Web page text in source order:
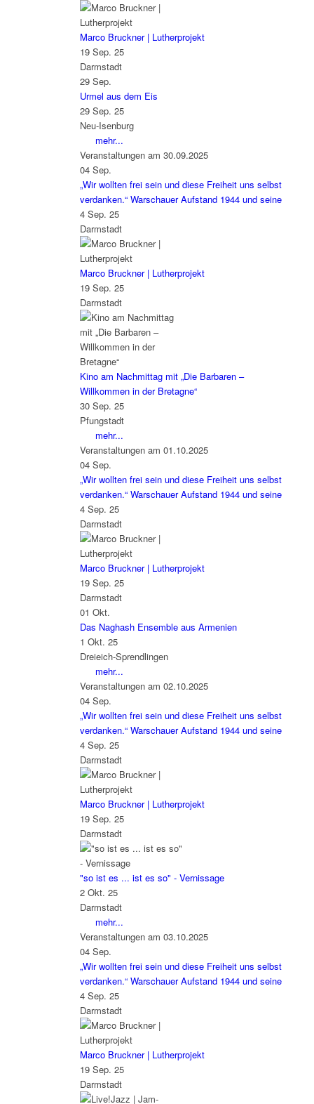
Marco Bruckner | Lutherprojekt
19 Sep. 25
Darmstadt
29 Sep.
Urmel aus dem Eis
29 Sep. 25
Neu-Isenburg
mehr...
Veranstaltungen am 30.09.2025
04 Sep.
„Wir wollten frei sein und diese Freiheit uns selbst
verdanken.“ Warschauer Aufstand 1944 und seine
4 Sep. 25
Darmstadt
Marco Bruckner | Lutherprojekt
19 Sep. 25
Darmstadt
Kino am Nachmittag mit „Die Barbaren –
Willkommen in der Bretagne“
30 Sep. 25
Pfungstadt
mehr...
Veranstaltungen am 01.10.2025
04 Sep.
„Wir wollten frei sein und diese Freiheit uns selbst
verdanken.“ Warschauer Aufstand 1944 und seine
4 Sep. 25
Darmstadt
Marco Bruckner | Lutherprojekt
19 Sep. 25
Darmstadt
01 Okt.
Das Naghash Ensemble aus Armenien
1 Okt. 25
Dreieich-Sprendlingen
mehr...
Veranstaltungen am 02.10.2025
04 Sep.
„Wir wollten frei sein und diese Freiheit uns selbst
verdanken.“ Warschauer Aufstand 1944 und seine
4 Sep. 25
Darmstadt
Marco Bruckner | Lutherprojekt
19 Sep. 25
Darmstadt
"so ist es ... ist es so" - Vernissage
2 Okt. 25
Darmstadt
mehr...
Veranstaltungen am 03.10.2025
04 Sep.
„Wir wollten frei sein und diese Freiheit uns selbst
verdanken.“ Warschauer Aufstand 1944 und seine
4 Sep. 25
Darmstadt
Marco Bruckner | Lutherprojekt
19 Sep. 25
Darmstadt